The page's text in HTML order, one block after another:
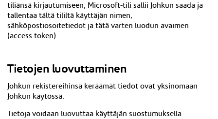
tiliänsä kirjautumiseen, Microsoft-tili sallii Johkun saada ja
tallentaa tältä tililtä käyttäjän nimen,
sähköpostiosoitetiedot ja tätä varten luodun avaimen
(access token).
Tietojen luovuttaminen
Johkun rekistereihinsä keräämät tiedot ovat yksinomaan
Johkun käytössä.
Tietoja voidaan luovuttaa käyttäjän suostumuksella